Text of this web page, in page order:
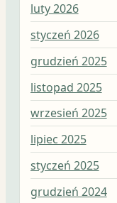
luty 2026
styczeń 2026
grudzień 2025
listopad 2025
wrzesień 2025
lipiec 2025
styczeń 2025
grudzień 2024